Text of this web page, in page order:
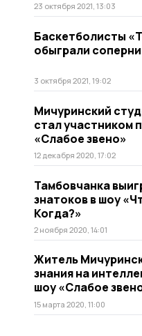
23 октября 2021, 13:03
Баскетболисты
обыграли
3 октября 2021, 19:02
Мичуринский
стал участником
«Слабое звено»
12 декабря 2020, 17:02
Тамбовчанка
знатоков в шоу
Когда?»
2 ноября 2020, 14:01
Житель
знания на
шоу «Слабое
15 марта 2020, 11:00